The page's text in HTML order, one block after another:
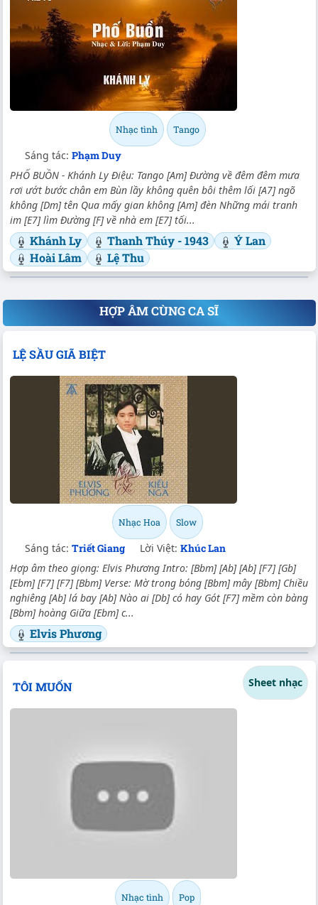
Nhạc tình Tango
Sáng tác: Phạm Duy
PHỐ BUỒN - Khánh Ly Điệu: Tango [Am] Đường về đêm đêm mưa
rơi ướt bước chân em Bùn lầy không quên bôi thêm lối [A7] ngõ
không [Dm] tên Qua mấy gian không [Am] đèn Những mái tranh
im [E7] lìm Đường [F] về nhà em [E7] tối...
Khánh Ly Thanh Thúy - 1943
Ý Lan
Hoài Lâm
Lệ Thu
HỢP ÂM CÙNG CA SĨ
LỆ SẦU GIÃ BIỆT
Nhạc Hoa Slow
Sáng tác: Triết Giang Lời Việt: Khúc Lan
Hợp âm theo giọng: Elvis Phương Intro: [Bbm] [Ab] [Ab] [F7] [Gb]
[Ebm] [F7] [F7] [Bbm] Verse: Mờ trong bóng [Bbm] mây [Bbm] Chiều
nghiêng [Ab] lá bay [Ab] Nào ai [Db] có hay Gót [F7] mềm còn bàng
[Bbm] hoàng Giữa [Ebm] c...
Elvis Phương
TÔI MUỐN Sheet nhạc
Nhạc tình Pop